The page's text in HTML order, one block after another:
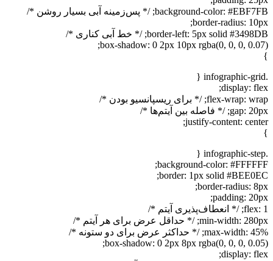
background-color: #EBF7FB; /* پس‌زمینه آبی بسیار روشن */
border-radius: 10px;
border-left: 5px solid #3498DB; /* خط آبی کناری */
box-shadow: 0 2px 10px rgba(0, 0, 0, 0.07);
}
.infographic-grid {
display: flex;
flex-wrap: wrap; /* برای ریسپانسیو بودن */
gap: 20px; /* فاصله بین آیتم‌ها */
justify-content: center;
}
.infographic-step {
background-color: #FFFFFF;
border: 1px solid #BEE0EC;
border-radius: 8px;
padding: 20px;
flex: 1; /* انعطاف‌پذیری آیتم */
min-width: 280px; /* حداقل عرض برای هر آیتم */
max-width: 45%; /* حداکثر عرض برای دو ستونه */
box-shadow: 0 2px 8px rgba(0, 0, 0, 0.05);
display: flex;